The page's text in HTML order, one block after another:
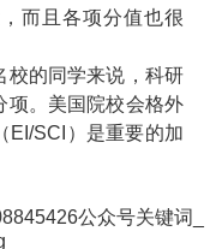
而且各项分值也很
校的同学来说，科研
项。美国院校会格外
EI/SCI）是重要的加